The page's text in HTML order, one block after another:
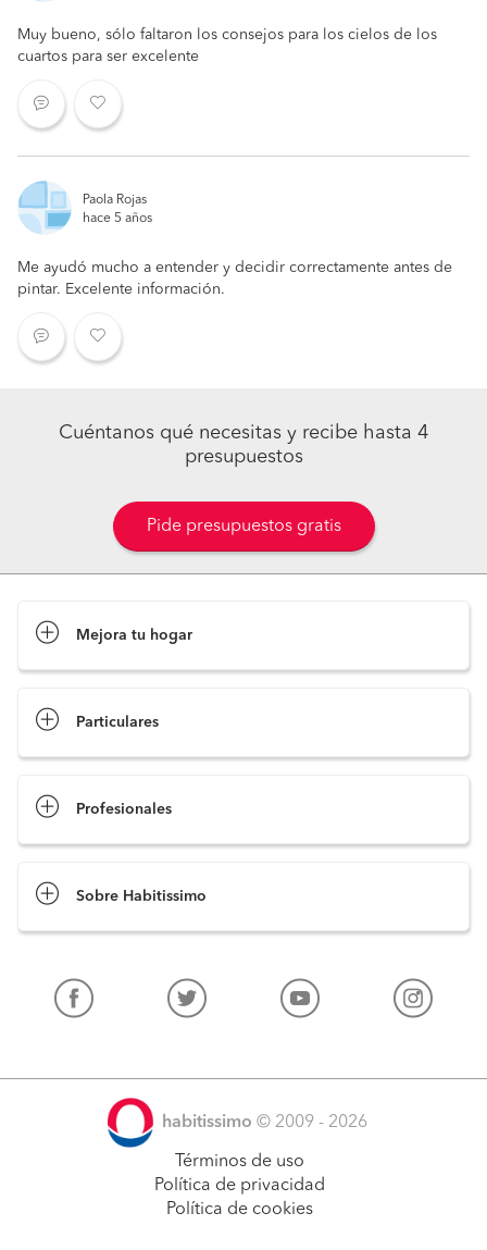
Muy bueno, sólo faltaron los consejos para los cielos de los
cuartos para ser excelente
Paola Rojas
hace 5 años
Me ayudó mucho a entender y decidir correctamente antes de
pintar. Excelente información.
Cuéntanos qué necesitas y recibe hasta 4
presupuestos
Pide presupuestos gratis
Mejora tu hogar
Particulares
Profesionales
Sobre Habitissimo
habitissimo © 2009 - 2026
Términos de uso
Política de privacidad
Política de cookies